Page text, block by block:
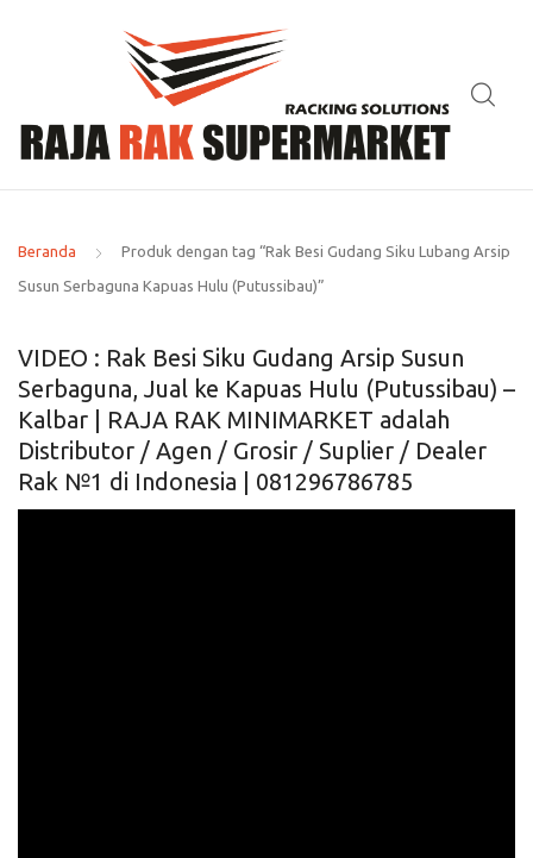
Beranda Produk dengan tag “Rak Besi Gudang Siku Lubang Arsip
Susun Serbaguna Kapuas Hulu (Putussibau)”
VIDEO : Rak Besi Siku Gudang Arsip Susun
Serbaguna, Jual ke Kapuas Hulu (Putussibau) –
Kalbar | RAJA RAK MINIMARKET adalah
Distributor / Agen / Grosir / Suplier / Dealer
Rak №1 di Indonesia | 081296786785